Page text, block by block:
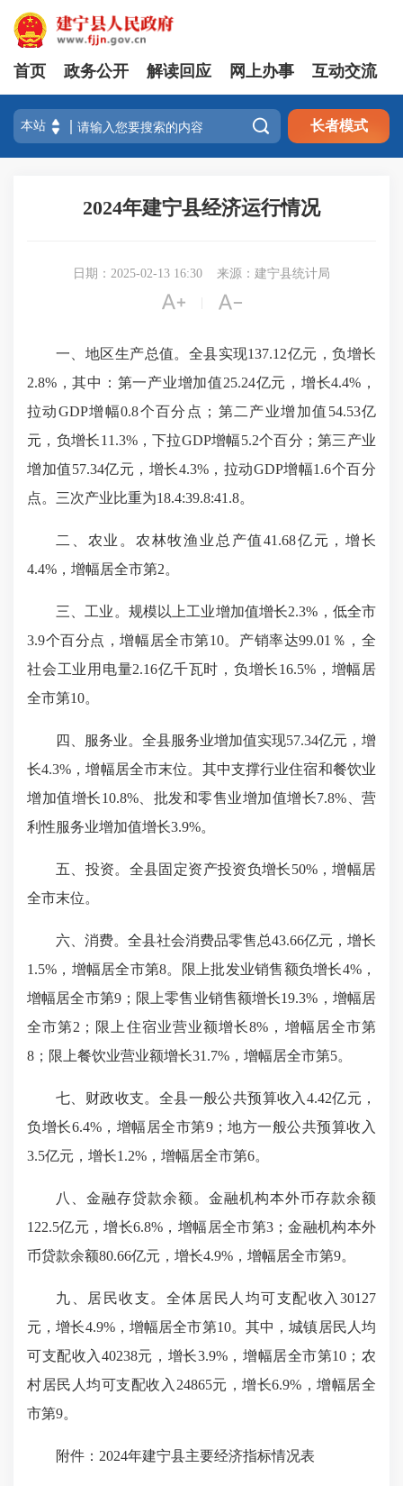
首页 政务公开 解读回应 网上办事 互动交流
 长者模式
2024年建宁县经济运行情况
日期：2025-02-13 16:30 来源：建宁县统计局
 
一、地区生产总值。全县实现137.12亿元，负增长
2.8%，其中：第一产业增加值25.24亿元，增长4.4%，
拉动GDP增幅0.8个百分点；第二产业增加值54.53亿
元，负增长11.3%，下拉GDP增幅5.2个百分；第三产业
增加值57.34亿元，增长4.3%，拉动GDP增幅1.6个百分
点。三次产业比重为18.4:39.8:41.8。
二、农业。农林牧渔业总产值41.68亿元，增长
4.4%，增幅居全市第2。
三、工业。规模以上工业增加值增长2.3%，低全市
3.9个百分点，增幅居全市第10。产销率达99.01％，全
社会工业用电量2.16亿千瓦时，负增长16.5%，增幅居
全市第10。
四、服务业。全县服务业增加值实现57.34亿元，增
长4.3%，增幅居全市末位。其中支撑行业住宿和餐饮业
增加值增长10.8%、批发和零售业增加值增长7.8%、营
利性服务业增加值增长3.9%。
五、投资。全县固定资产投资负增长50%，增幅居
全市末位。
六、消费。全县社会消费品零售总43.66亿元，增长
1.5%，增幅居全市第8。限上批发业销售额负增长4%，
增幅居全市第9；限上零售业销售额增长19.3%，增幅居
全市第2；限上住宿业营业额增长8%，增幅居全市第
8；限上餐饮业营业额增长31.7%，增幅居全市第5。
七、财政收支。全县一般公共预算收入4.42亿元，
负增长6.4%，增幅居全市第9；地方一般公共预算收入
3.5亿元，增长1.2%，增幅居全市第6。
八、金融存贷款余额。金融机构本外币存款余额
122.5亿元，增长6.8%，增幅居全市第3；金融机构本外
币贷款余额80.66亿元，增长4.9%，增幅居全市第9。
九、居民收支。全体居民人均可支配收入30127
元，增长4.9%，增幅居全市第10。其中，城镇居民人均
可支配收入40238元，增长3.9%，增幅居全市第10；农
村居民人均可支配收入24865元，增长6.9%，增幅居全
市第9。
附件：2024年建宁县主要经济指标情况表